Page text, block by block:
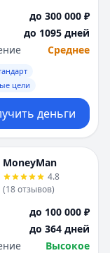
до 300 000 ₽
до 1095 дней
Среднее
цели
деньги
MoneyMan
4.8
(18отзывов)
до 100 000 ₽
до 364 дней
Высокое